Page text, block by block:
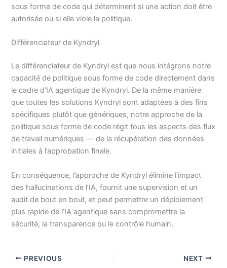
sous forme de code qui déterminent si une action doit être
autorisée ou si elle viole la politique.
Différenciateur de Kyndryl
Le différenciateur de Kyndryl est que nous intégrons notre
capacité de politique sous forme de code directement dans
le cadre d’IA agentique de Kyndryl. De la même manière
que toutes les solutions Kyndryl sont adaptées à des fins
spécifiques plutôt que génériques, notre approche de la
politique sous forme de code régit tous les aspects des flux
de travail numériques — de la récupération des données
initiales à l’approbation finale.
En conséquence, l’approche de Kyndryl élimine l’impact
des hallucinations de l’IA, fournit une supervision et un
audit de bout en bout, et peut permettre un déploiement
plus rapide de l’IA agentique sans compromettre la
sécurité, la transparence ou le contrôle humain.
PREVIOUS NEXT